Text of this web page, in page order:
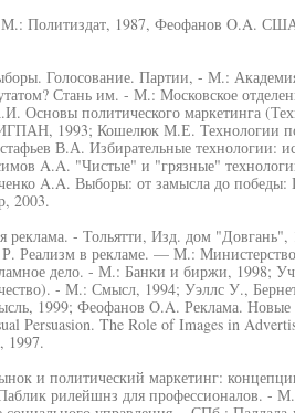
Политиздат, 1987, Феофанов O.A.
Голосование. Партии, - М.:
Стань им. - М.: Московское
Основы политического маркетинга
1993; Кошелюк М.Е. Технологии
В.А. Избирательные технологии:
A.A. "Чистые" и "грязные"
A.A. Выборы: от замысла до победы:
2003.
реклама. - Тольятти, Изд. дом
Реализм в рекламе. — М.:
дело. - М.: Банки и биржи, 1998;
- М.: Смысл, 1994; Уэллс У.,
1999; Феофанов O.A. Реклама. Новые
Persuasion. The Role of Images in
1997.
и политический маркетинг:
рилейшнз для профессионалов. -